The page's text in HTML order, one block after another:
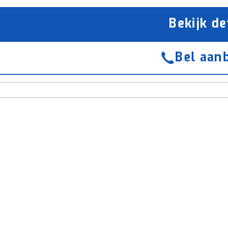
Bekijk
Bel